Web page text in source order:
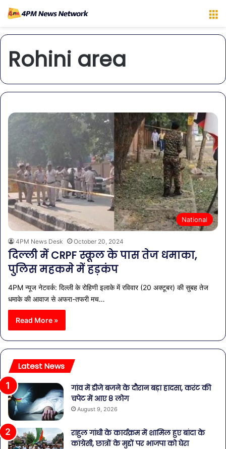
Rohini area
National
4PM News Desk October 20, 2024
दिल्ली में CRPF स्कूल के पास तेज धमाका,
पुलिस महकमे में हड़कंप
4PM न्यूज नेटवर्क: दिल्ली के रोहिणी इलाके में रविवार (20 अक्टूबर) की सुबह तेज
धमाके की आवाज से अफरा-तफरी मच…
Read More »
Latest News
गांव में डीजे बजने के दौरान बड़ा हादसा, करंट की
चपेट में आए 8 लोग
August 9, 2026
राहुल गांधी के कार्यक्रम में शामिल हुए बांदा के
कांग्रेसी, छात्रों के मुद्दों पर भाजपा को घेरा